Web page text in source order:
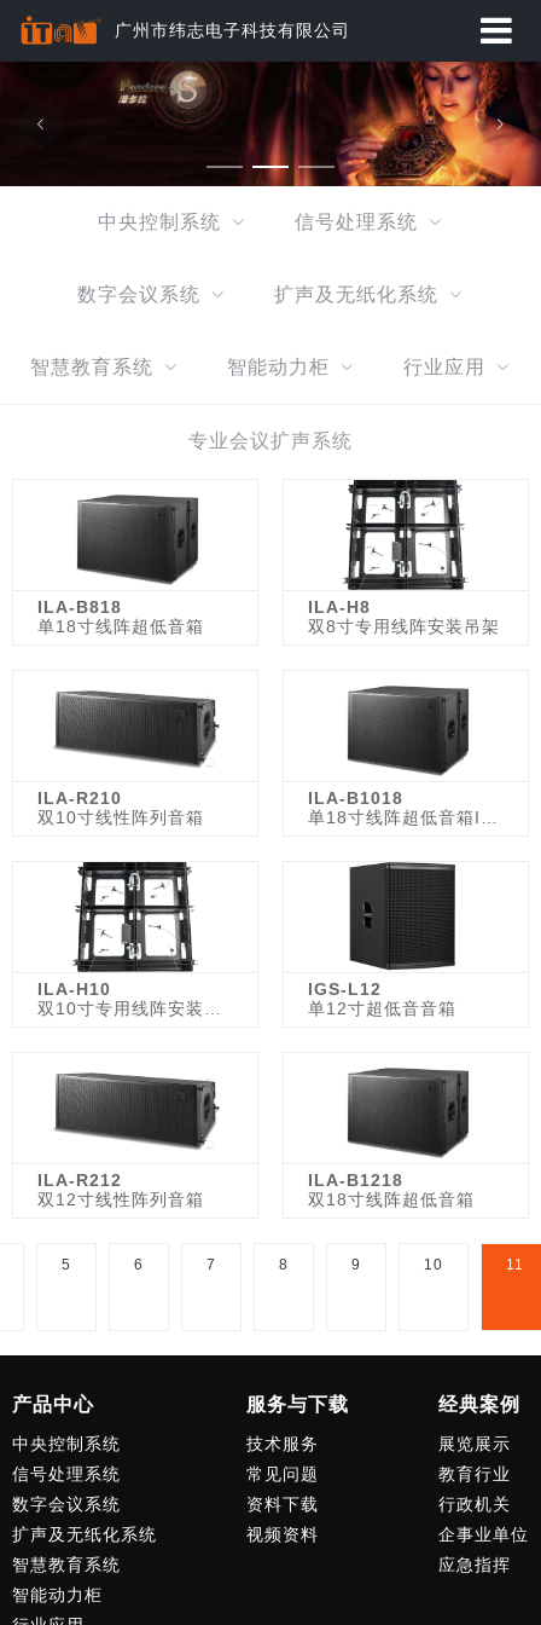
广州市纬志电子科技有限公司
产品中心
中央控制系统 信号处理系统
数字会议系统 扩声及无纸化系统
智慧教育系统 智能动力柜 行业应用
专业会议扩声系统
ILA-B818
单18寸线阵超低音箱
ILA-H8
双8寸专用线阵安装吊架
ILA-R210
双10寸线性阵列音箱
ILA-B1018
ILA-H10
IGS-L12
单12寸超低音音箱
ILA-R212
双12寸线性阵列音箱
ILA-B1218
双18寸线阵超低音箱
5 6 7 8 9 10 11
产品中心
中央控制系统
信号处理系统
数字会议系统
扩声及无纸化系统
智慧教育系统
智能动力柜
服务与下载
技术服务
常见问题
资料下载
视频资料
经典案例
展览展示
教育行业
行政机关
企事业单位
应急指挥